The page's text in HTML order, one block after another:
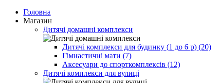
Головна
Магазин
Дитячі домашні комплекси
Дитячі комплекси для будинку (1 до 6 р) (20)
Гімнастичні мати (7)
Аксесуари до спорткомплексів (12)
Дитячі комплекси для вулиці